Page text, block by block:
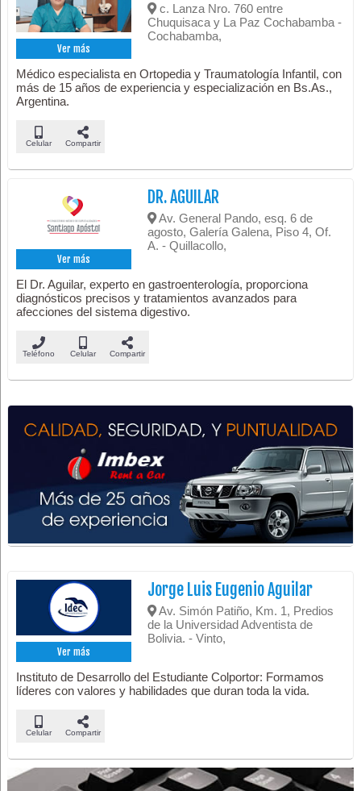
Ver más
c. Lanza Nro. 760 entre
Chuquisaca y La Paz Cochabamba -
Cochabamba,
Médico especialista en Ortopedia y Traumatología Infantil, con
más de 15 años de experiencia y especialización en Bs.As.,
Argentina.
Celular Compartir
Ver más
DR. AGUILAR
Av. General Pando, esq. 6 de
agosto, Galería Galena, Piso 4, Of.
A. - Quillacollo,
El Dr. Aguilar, experto en gastroenterología, proporciona
diagnósticos precisos y tratamientos avanzados para
afecciones del sistema digestivo.
Teléfono Celular Compartir
Ver más
Jorge Luis Eugenio Aguilar
Av. Simón Patiño, Km. 1, Predios
de la Universidad Adventista de
Bolivia. - Vinto,
Instituto de Desarrollo del Estudiante Colportor: Formamos
líderes con valores y habilidades que duran toda la vida.
Celular Compartir